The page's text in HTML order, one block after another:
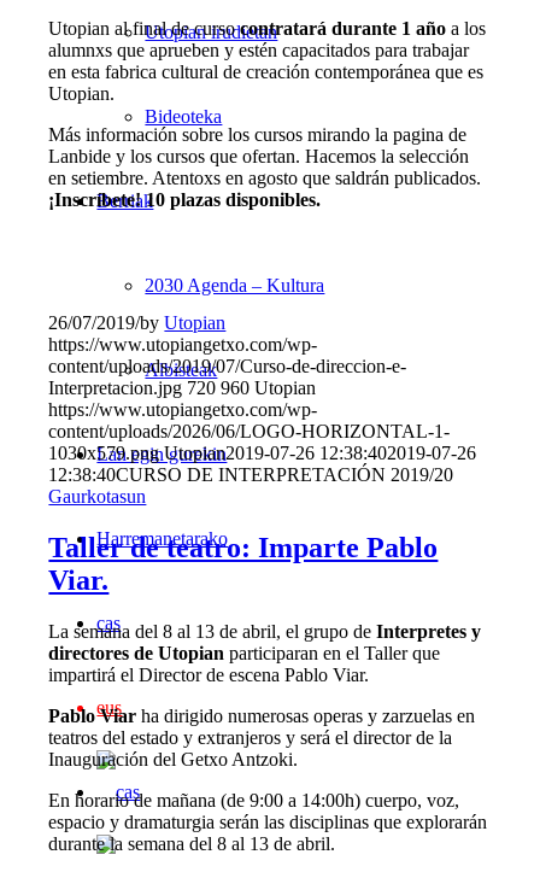
Utopian irudietan
Bideoteka
Berriak
2030 Agenda – Kultura
Albisteak
Lan egin gurekin
Harremanetarako
cas
eus
Utopian al final de cursocontratará durante 1 año a los
alumnxs que aprueben y estén capacitados para trabajar
en esta fabrica cultural de creación contemporánea que es
Utopian.
Más información sobre los cursos mirando la pagina de
Lanbide y los cursos que ofertan. Hacemos la selección
en setiembre. Atentoxs en agosto que saldrán publicados.
¡Inscríbete! 10 plazas disponibles.
26/07/2019/byUtopian
https://www.utopiangetxo.com/wp-
content/uploads/2019/07/Curso-de-direccion-e-
Interpretacion.jpg 720 960 Utopian
https://www.utopiangetxo.com/wp-
content/uploads/2026/06/LOGO-HORIZONTAL-1-
1030x579.png Utopian2019-07-26 12:38:402019-07-26
12:38:40CURSO DE INTERPRETACIÓN 2019/20
Gaurkotasun
Taller de teatro: Imparte Pablo
Viar.
La semana del 8 al 13 de abril, el grupo de Interpretes y
directores de Utopian participaran en el Taller que
impartirá el Director de escena Pablo Viar.
Pablo Viar ha dirigido numerosas operas y zarzuelas en
teatros del estado y extranjeros y será el director de la
Inauguración del Getxo Antzoki.
En horario de mañana (de 9:00 a 14:00h) cuerpo, voz,
espacio y dramaturgia serán las disciplinas que explorarán
durante la semana del 8 al 13 de abril.